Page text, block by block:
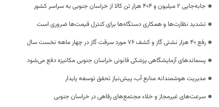
جابه‌جایی 2 میلیون و 404 هزار تن کالا از خراسان جنوبی به سراسر کشور
تشدید نظارت‌ها و همکاری دستگاه‌ها برای کنترل قیمت‌ها ضروری است
رفع 40 هزار نشتی گاز و کشف 76 مورد سرقت گاز در چهار ماهه نخست سال
پسماندهای آزمایشگاهی پزشکی قانونی خراسان جنوبی مکانیزه دفع می‌شود
مدیریت هوشمندانه منابع آب، پیش‌نیاز تحقق توسعه پایدار
سرعت‌های غیرمجاز و خلاء مجتمع‌های رفاهی در خراسان جنوبی